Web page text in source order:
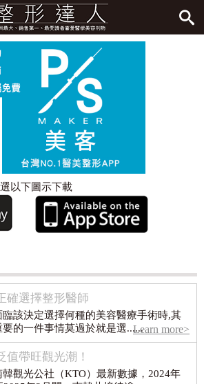
以下圖示下載
確選擇整形醫師
臨該決定選擇何種的美容醫療手術時,其
要的一件事情莫過於就是選......Learn more>
值帶旺觀光潮！
韓觀光公社（KTO）最新數據，2024年